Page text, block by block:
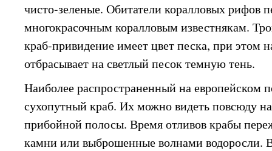
чисто-зеленые. Обитатели коралловых рифов
многокрасочным коралловым известнякам.
краб-привидение имеет цвет песка, при этом
отбрасывает на светлый песок темную тень.
Наиболее распространенный на европейском
сухопутный краб. Их можно видеть повсюду
прибойной полосы. Время отливов крабы
камни или выброшенные волнами водоросли.